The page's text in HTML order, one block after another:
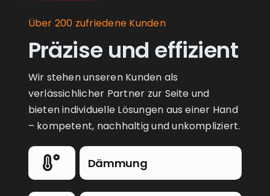
Über 200 zufriedene Kunden
Präzise und effizient
Wir stehen unseren Kunden als
verlässichlicher Partner zur Seite und
bieten individuelle Lösungen aus einer Hand
– kompetent, nachhaltig und unkompliziert.
Dämmung